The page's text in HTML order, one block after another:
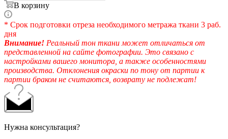
В корзину
* Срок подготовки отреза необходимого метража ткани 3 раб.
дня
Внимание! Реальный тон ткани может отличаться от
представленной на сайте фотографии. Это связано с
настройками вашего монитора, а также особенностями
производства. Отклонения окраски по тону от партии к
партии браком не считаются, возврату не подлежат!
Нужна консультация?